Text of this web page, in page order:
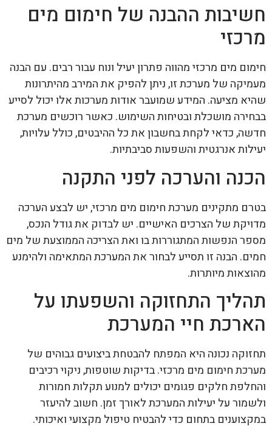
חשיבות ההבנה של חימום מים
מרכזי
חימום מים מרכזי מהווה פתרון יעיל ונוח עבור רבים. עם הבנה
מעמיקה של מערכת זו, ניתן להפיק את המירב מהיתרונות
שהיא מציעה. המידע שמועבר אודות מערכות אלו יכול לסייע
בבחירה מושכלת ובטיחות השימוש. כאשר רוכשים מערכת
חדשה, כדאי לקחת בחשבון את כל ההיבטים, כולל עלויות,
יעילות אנרגטית והשפעות סביבתיות.
הכנה והערכה לפני התקנה
בטרם מתקינים מערכת חימום מים מרכזי, יש לבצע הערכה
מדויקת של הצרכים האישיים. יש לבדוק את גודל הנכס,
מספר הנפשות המתגוררות בו ואת הצריכה הממוצעת של מים
חמים. הבנה זו תסייע לבחור את המערכת המתאימה ולהימנע
מהוצאות מיותרות.
תהליך התחזוקה והשפעתו על
הארכת חיי המערכת
תחזוקה נכונה היא המפתח להבטחת ביצועים גבוהים של
מערכת חימום מים מרכזי. בדיקות שוטפות, ניקוי רכיבים
והחלפת חלקים פגומים יכולים למנוע תקלות חמורות
ולשמור על יעילות המערכת לאורך זמן. חשוב להיעזר
במקצוענים בתחום כדי להבטיח טיפול מקצועי ואיכותי.